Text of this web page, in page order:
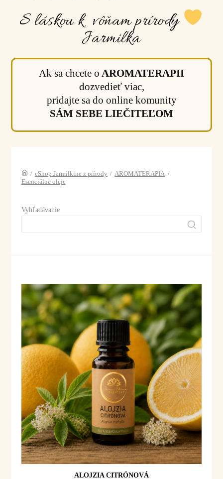
S láskou k vôňam prírody
Jarmilka
Ak sa chcete o AROMATERAPII
dozvedieť viac,
pridajte sa do online komunity
SÁM SEBE LIEČITEĽOM
/ eShop Jarmilkine z prírody / AROMATERAPIA /
Esenciálne oleje
Vyhľadávanie
ALOJZIA CITRÓNOVÁ